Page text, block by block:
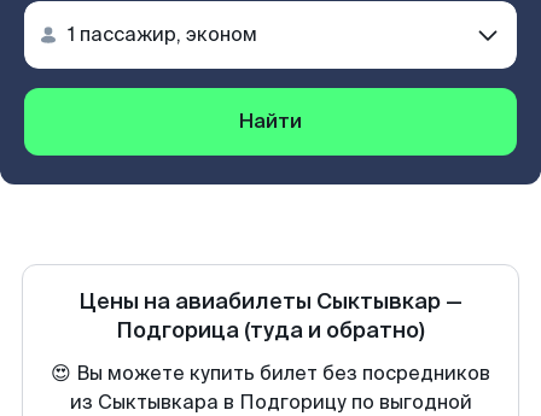
Найти
Цены на авиабилеты Сыктывкар —
Подгорица (туда и обратно)
😍 Вы можете купить билет без посредников
из Сыктывкара в Подгорицу по выгодной